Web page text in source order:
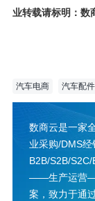
业转载请标明：数
汽车电商 汽车配
数商云是一家
业采购/DMS经
B2B/S2B/
——生产运营
案，致力于通